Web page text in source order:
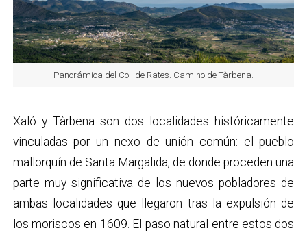
Panorámica del Coll de Rates. Camino de Tàrbena.
Xaló y Tàrbena son dos localidades históricamente
vinculadas por un nexo de unión común: el pueblo
mallorquín de Santa Margalida, de donde proceden una
parte muy significativa de los nuevos pobladores de
ambas localidades que llegaron tras la expulsión de
los moriscos en 1609. El paso natural entre estos dos